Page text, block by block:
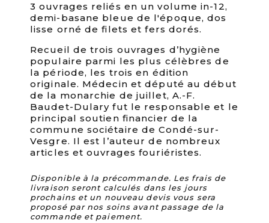
3 ouvrages reliés en un volume in-12,
demi-basane bleue de l'époque, dos
lisse orné de filets et fers dorés.
Recueil de trois ouvrages d’hygiène
populaire parmi les plus célèbres de
la période, les trois en édition
originale. Médecin et député au début
de la monarchie de juillet, A.-F.
Baudet-Dulary fut le responsable et le
principal soutien financier de la
commune sociétaire de Condé-sur-
Vesgre. Il est l’auteur de nombreux
articles et ouvrages fouriéristes.
Disponible à la précommande. Les frais de
livraison seront calculés dans les jours
prochains et un nouveau devis vous sera
proposé par nos soins avant passage de la
commande et paiement.